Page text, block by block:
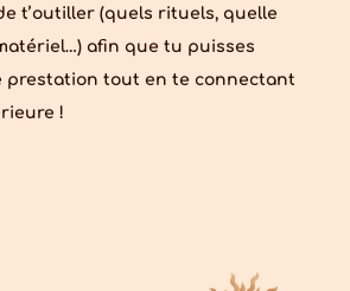
t’outiller (quels rituels, quelle
afin que tu puisses
prestation tout en te connectant
!